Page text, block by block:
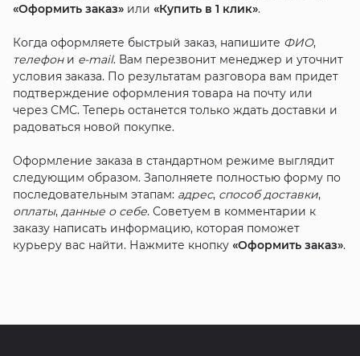
«Оформить заказ»или «Купить в 1 клик».
Когда оформляете быстрый заказ, напишите ФИО,
телефони e-mail. Вам перезвонит менеджер и уточнит
условия заказа. По результатам разговора вам придет
подтверждение оформления товара на почту или
через СМС. Теперь останется только ждать доставки и
радоваться новой покупке.
Оформление заказа в стандартном режиме выглядит
следующим образом. Заполняете полностью форму по
последовательным этапам: адрес, способ доставки,
оплаты, данные о себе. Советуем в комментарии к
заказу написать информацию, которая поможет
курьеру вас найти. Нажмите кнопку «Оформить заказ».